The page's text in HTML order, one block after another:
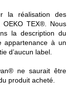
la réalisation des
TEX®. Nous
la description du
appartenance à un
d’aucun label.
ne saurait être
produit acheté.